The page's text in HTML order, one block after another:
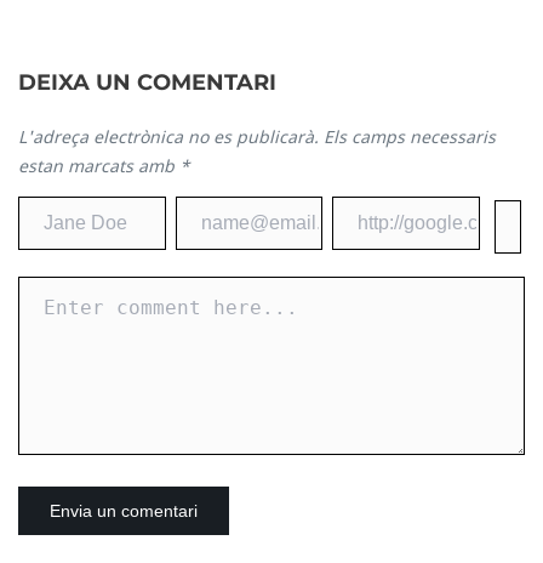
DEIXA UN COMENTARI
L'adreça electrònica no es publicarà. Els camps necessaris
estan marcats amb *